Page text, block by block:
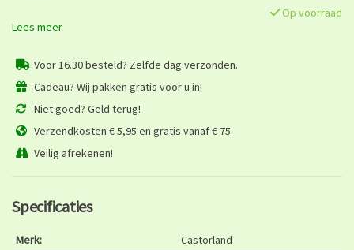
Op voorraad
Lees meer
Voor 16.30 besteld? Zelfde dag verzonden.
Cadeau? Wij pakken gratis voor u in!
Niet goed? Geld terug!
Verzendkosten € 5,95 en gratis vanaf € 75
Veilig afrekenen!
Specificaties
Merk:
Castorland